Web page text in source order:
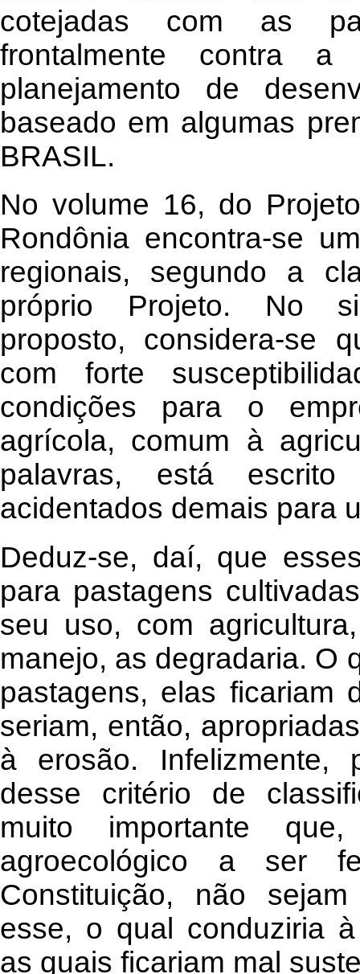
cotejadas com as
frontalmente contra
planejamento de
baseado em algumas
BRASIL.
No volume 16, do
Rondônia encontra-se
regionais, segundo a
próprio Projeto. No
proposto, considera-se
com forte
condições para o
agrícola, comum à
palavras, está
acidentados demais para
Deduz-se, daí, que
para pastagens
seu uso, com
manejo, as degradaria. O
pastagens, elas ficariam
seriam, então,
à erosão. Infelizmente,
desse critério de
muito importante
agroecológico a ser
Constituição, não
esse, o qual conduziria
as quais ficariam mal